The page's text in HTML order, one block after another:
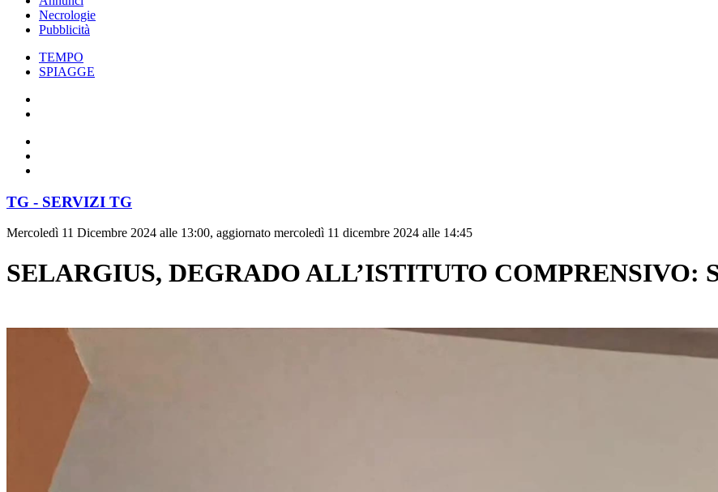
Necrologie
Pubblicità
TEMPO
SPIAGGE
TG - SERVIZI TG
Mercoledì 11 Dicembre 2024 alle 13:00, aggiornato mercoledì 11 dicembre 2024 alle 14:45
SELARGIUS, DEGRADO ALL’ISTITUTO COMPRENSIVO: